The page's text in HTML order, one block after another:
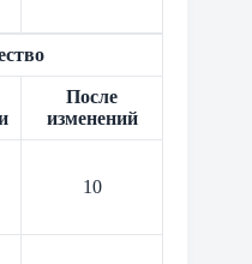
После
изменений
10